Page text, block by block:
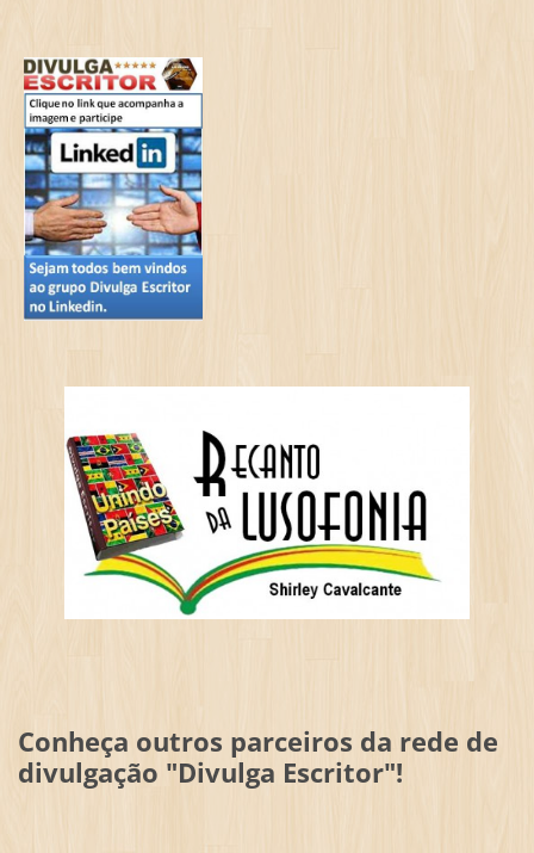
Conheça outros parceiros da rede de
divulgação "Divulga Escritor"!